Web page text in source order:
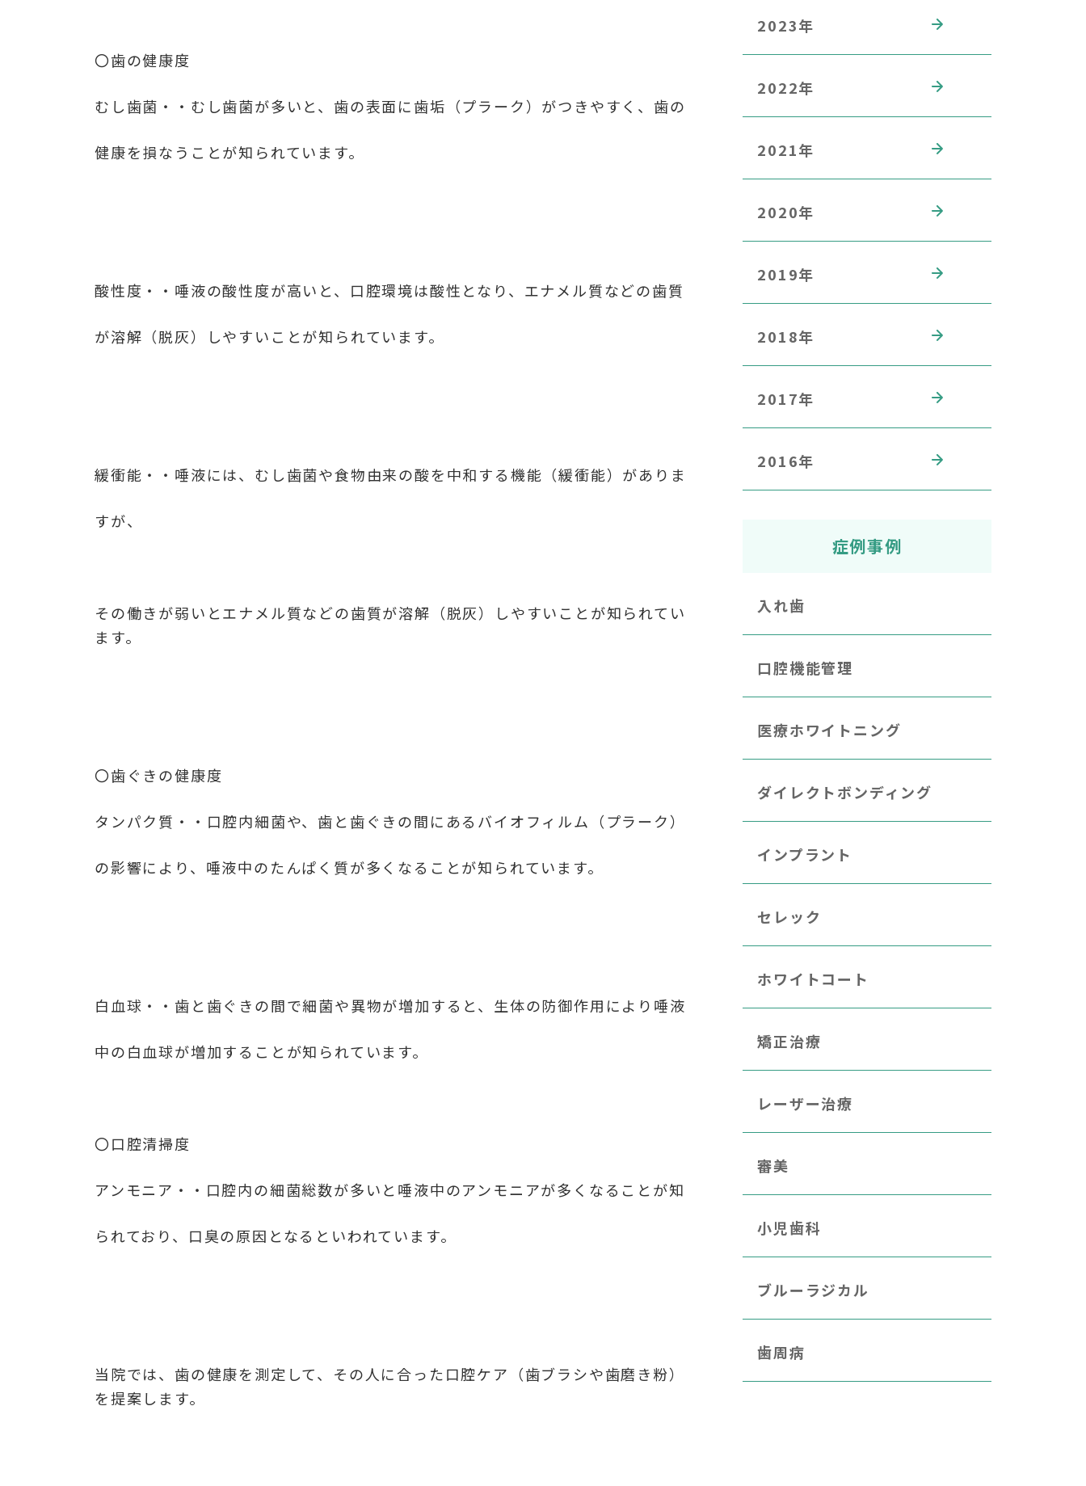
〇歯の健康度
むし歯菌・・むし歯菌が多いと、歯の表面に歯垢（プラーク）がつきやすく、歯の
健康を損なうことが知られています。
酸性度・・唾液の酸性度が高いと、口腔環境は酸性となり、エナメル質などの歯質
が溶解（脱灰）しやすいことが知られています。
緩衝能・・唾液には、むし歯菌や食物由来の酸を中和する機能（緩衝能）がありま
すが、
その働きが弱いとエナメル質などの歯質が溶解（脱灰）しやすいことが知られてい
ます。
〇歯ぐきの健康度
タンパク質・・口腔内細菌や、歯と歯ぐきの間にあるバイオフィルム（プラーク）
の影響により、唾液中のたんぱく質が多くなることが知られています。
白血球・・歯と歯ぐきの間で細菌や異物が増加すると、生体の防御作用により唾液
中の白血球が増加することが知られています。
〇口腔清掃度
アンモニア・・口腔内の細菌総数が多いと唾液中のアンモニアが多くなることが知
られており、口臭の原因となるといわれています。
当院では、歯の健康を測定して、その人に合った口腔ケア（歯ブラシや歯磨き粉）
を提案します。
2023年
2022年
2021年
2020年
2019年
2018年
2017年
2016年
症例事例
入れ歯
口腔機能管理
医療ホワイトニング
ダイレクトボンディング
インプラント
セレック
ホワイトコート
矯正治療
レーザー治療
審美
小児歯科
ブルーラジカル
歯周病